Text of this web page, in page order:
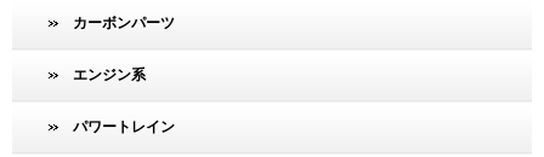
カーボンパーツ
エンジン系
パワートレイン